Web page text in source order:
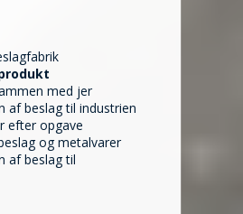
med jer
af beslag til industrien
efter opgave
og metalvarer
af beslag til